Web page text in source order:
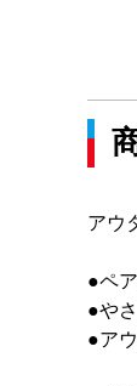
アウ
●ペ
●や
●ア